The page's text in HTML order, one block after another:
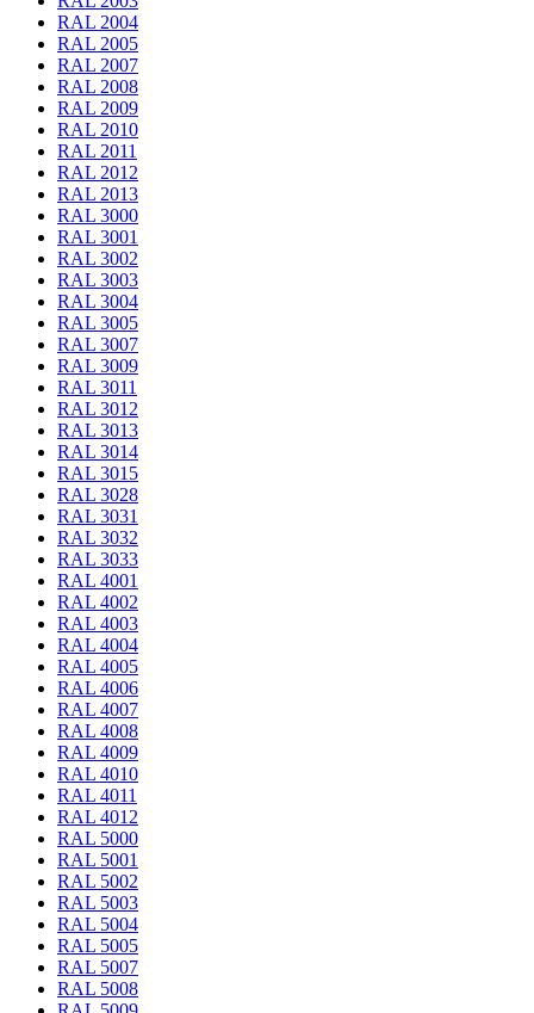
RAL 2004
RAL 2005
RAL 2007
RAL 2008
RAL 2009
RAL 2010
RAL 2011
RAL 2012
RAL 2013
RAL 3000
RAL 3001
RAL 3002
RAL 3003
RAL 3004
RAL 3005
RAL 3007
RAL 3009
RAL 3011
RAL 3012
RAL 3013
RAL 3014
RAL 3015
RAL 3028
RAL 3031
RAL 3032
RAL 3033
RAL 4001
RAL 4002
RAL 4003
RAL 4004
RAL 4005
RAL 4006
RAL 4007
RAL 4008
RAL 4009
RAL 4010
RAL 4011
RAL 4012
RAL 5000
RAL 5001
RAL 5002
RAL 5003
RAL 5004
RAL 5005
RAL 5007
RAL 5008